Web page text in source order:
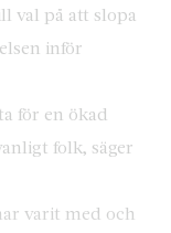
val på att slopa
inför
för en ökad
folk, säger
varit med och